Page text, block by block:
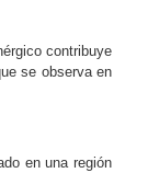
contribuye
se observa en
en una región